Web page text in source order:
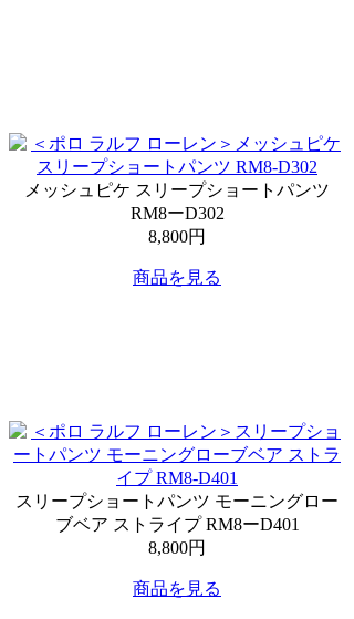
メッシュピケ スリープショートパンツ
RM8ーD302
8,800円
商品を見る
スリープショートパンツ モーニングロー
ブベア ストライプ RM8ーD401
8,800円
商品を見る